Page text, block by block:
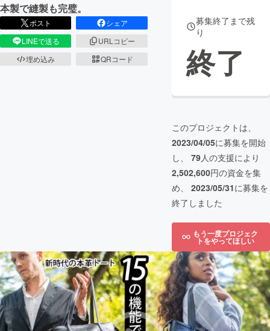
本製で縫製も完璧。
ポスト
シェア
LINEで送る
URLコピー
埋め込み
QRコード
募集終了まで残
り
終了
このプロジェクトは、
2023/04/05に募集を開始
し、 79人の支援により
2,502,600円の資金を集
め、 2023/05/31に募集を
終了しました
もう一度プロジェク
トをやってほしい